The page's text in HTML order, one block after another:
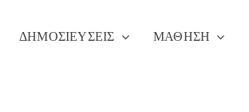
ΔΗΜΟΣΙΕΎΣΕΙΣ ΜΆΘΗΣΗ